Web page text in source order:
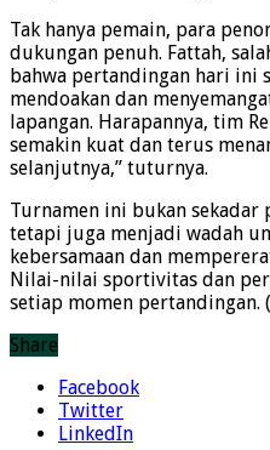
Tak hanya pemain, para
dukungan penuh. Fattah,
bahwa pertandingan hari ini
mendoakan dan
lapangan. Harapannya, tim
semakin kuat dan terus
selanjutnya,” tuturnya.
Turnamen ini bukan sekadar
tetapi juga menjadi wadah
kebersamaan dan
Nilai-nilai sportivitas dan
setiap momen pertandingan.
Share
Facebook
Twitter
LinkedIn